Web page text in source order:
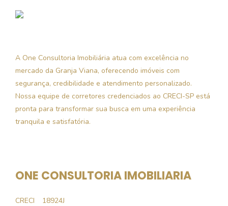
A One Consultoria Imobiliária atua com excelência no
mercado da Granja Viana, oferecendo imóveis com
segurança, credibilidade e atendimento personalizado.
Nossa equipe de corretores credenciados ao CRECI-SP está
pronta para transformar sua busca em uma experiência
tranquila e satisfatória.
ONE CONSULTORIA IMOBILIARIA
CRECI
18924J